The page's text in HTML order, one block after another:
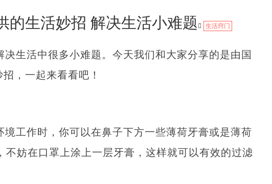
的生活妙招 解决生活小难题 生活窍门
生活中很多小难题。今天我们和大家分享的是由国
，一起来看看吧！
工作时，你可以在鼻子下方一些薄荷牙膏或是薄荷
妨在口罩上涂上一层牙膏，这样就可以有效的过滤